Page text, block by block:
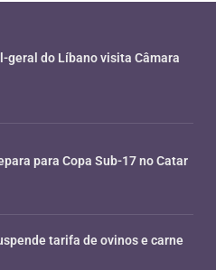
geral do Líbano visita Câmara
para Copa Sub-17 no Catar
tarifa de ovinos e carne